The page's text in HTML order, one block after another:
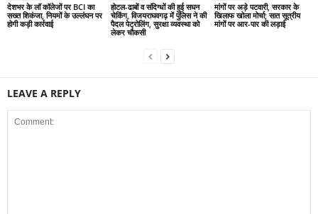
देशभर के लॉ कॉलेजों पर BCI का
सख्त शिकंजा, नियमों के उल्लंघन पर
होगी कड़ी कार्रवाई
होटल-ढाबों व संदिग्धों की हुई सघन
चेकिंग, विजयराघवगढ़ में पुलिस ने की
पैदल पेट्रोलिंग, सुरक्षा व्यवस्था को
लेकर चौकसी
मांगों पर अड़े पटवारी, सरकार के
खिलाफ खोला मोर्चा; सात सूत्रीय
मांगों पर आर-पार की लड़ाई
LEAVE A REPLY